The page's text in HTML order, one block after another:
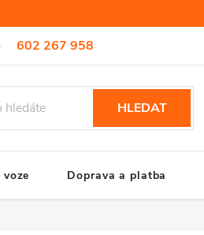
602 267 958
Reklamační řád
HLEDAT
Doprava a platba